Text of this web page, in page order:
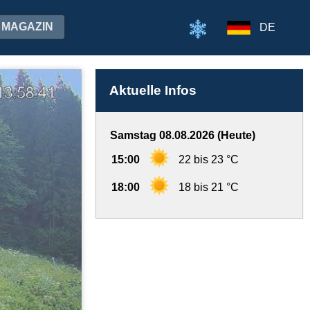
MAGAZIN DE
Aktuelle Infos
Samstag 08.08.2026 (Heute)
15:00 22 bis 23 °C
18:00 18 bis 21 °C